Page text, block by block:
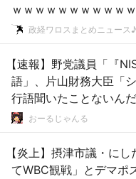
ｗｗｗｗｗｗｗｗｗｗ
政経ワロスまとめニュース♪
【速報】野党議員「『
語」、片山財務大臣「
行語聞いたことないん
おーるじゃんる
【炎上】摂津市議・に
てWBC観戦」とデマ